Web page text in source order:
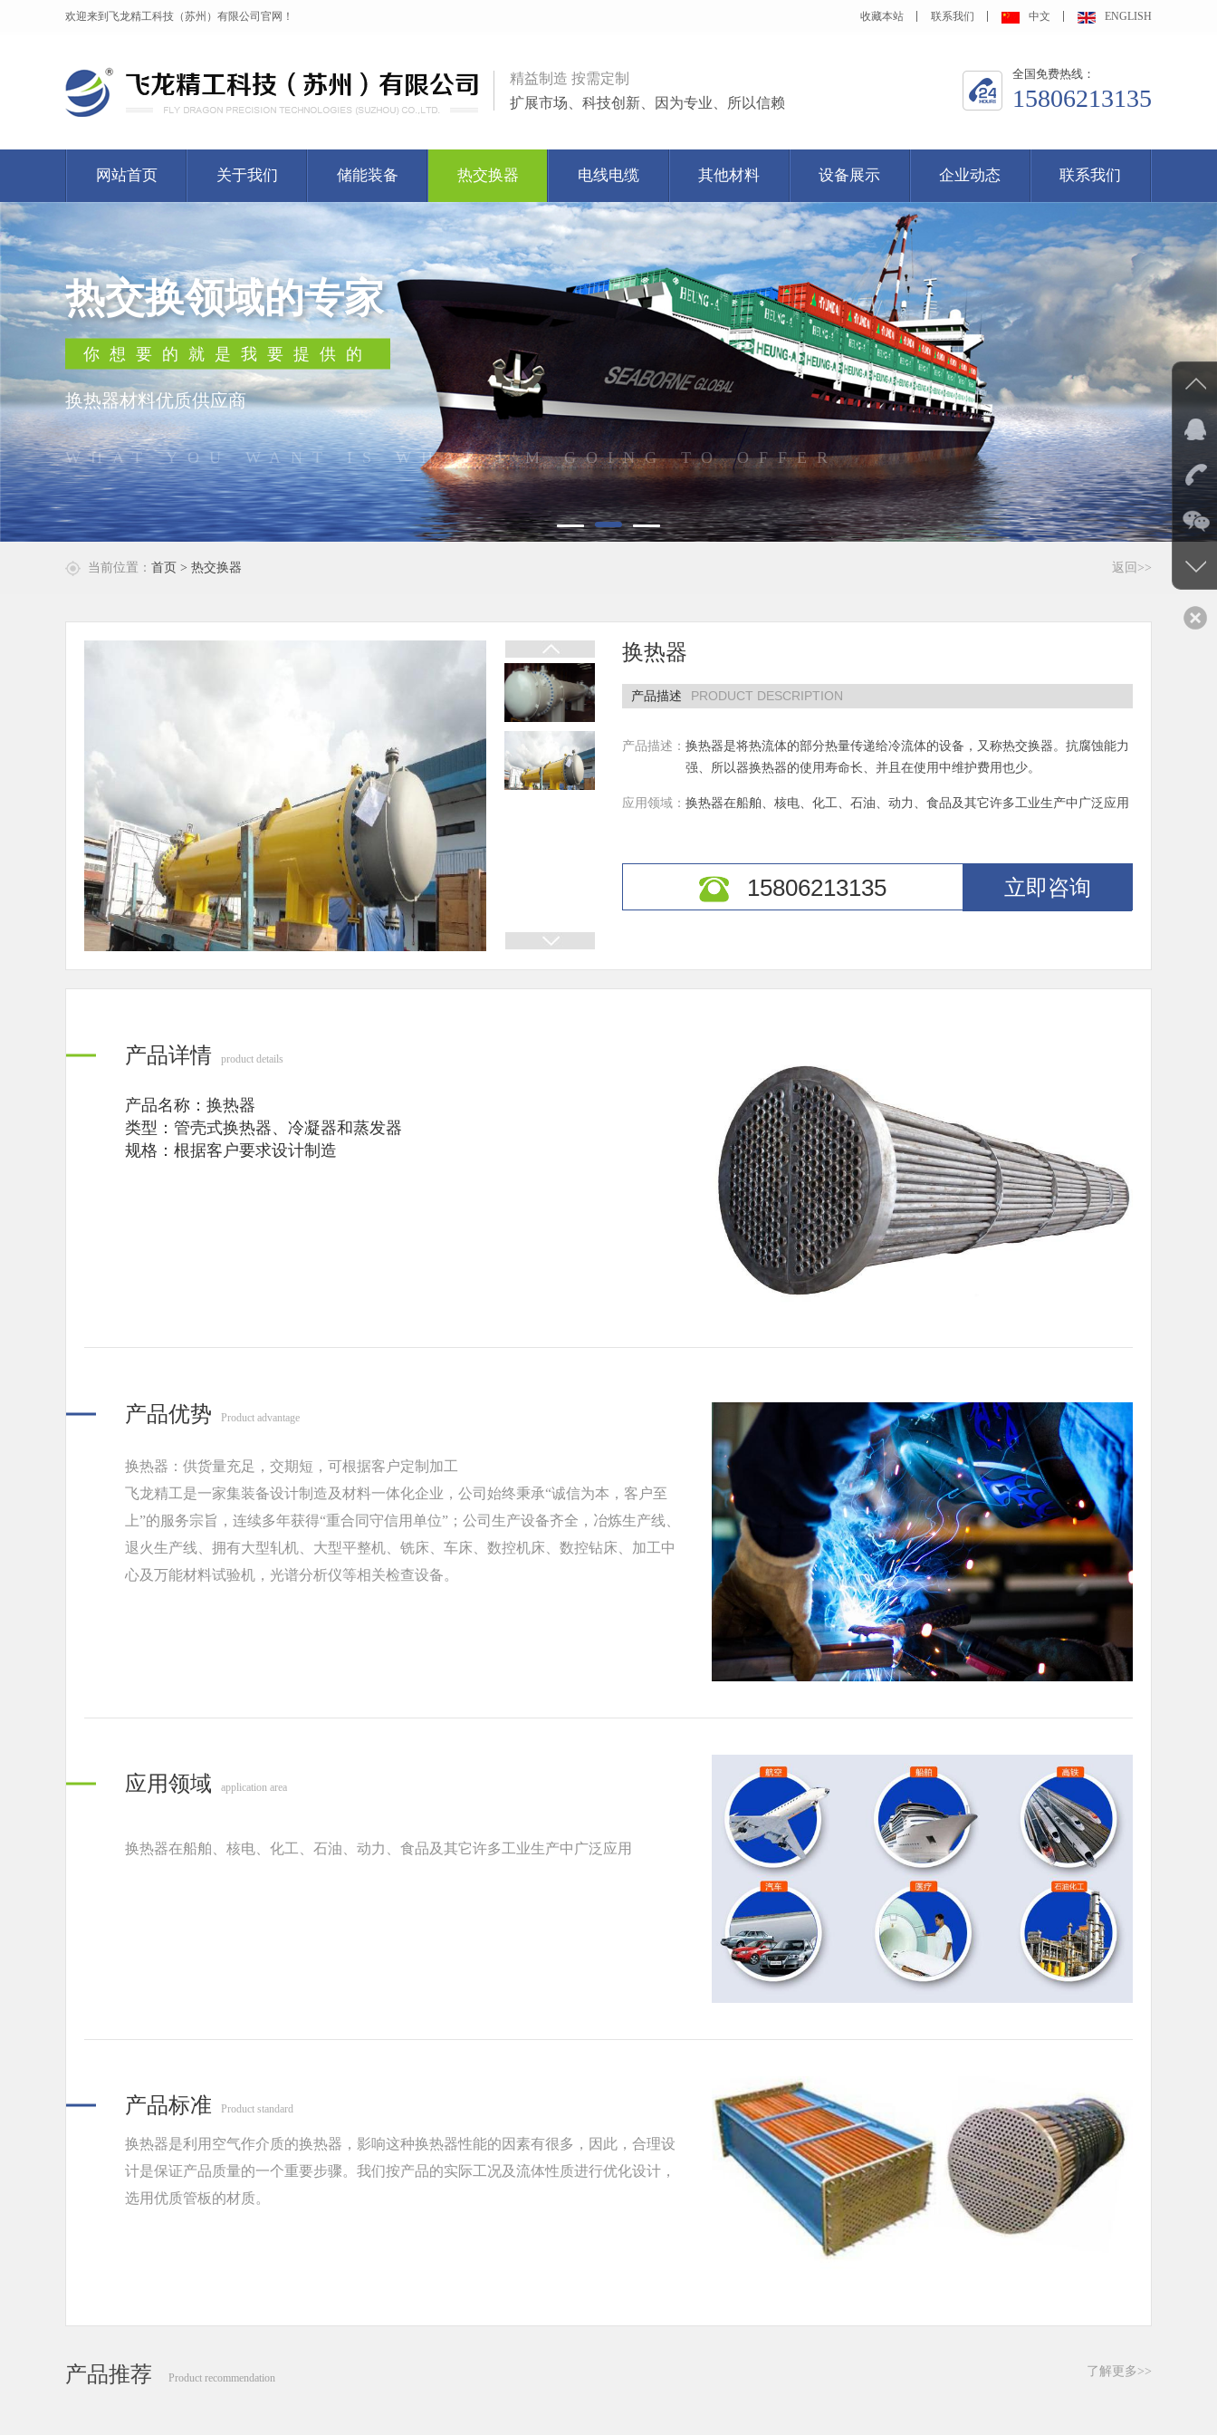
欢迎来到飞龙精工科技（苏州）有限公司官网！ 收藏本站 联系我们 中文 ENGLISH
精益制造 按需定制
扩展市场、科技创新、因为专业、所以信赖
全国免费热线：
15806213135
网站首页 关于我们 储能装备 热交换器 电线电缆 其他材料 设备展示 企业动态 联系我们
热交换领域的专家
你想要的就是我要提供的
换热器材料优质供应商
WHAT YOU WANT IS WHAT I'M GOING TO OFFER
当前位置： 首页 > 热交换器 返回>>
换热器
产品描述 PRODUCT DESCRIPTION
产品描述： 换热器是将热流体的部分热量传递给冷流体的设备，又称热交换器。抗腐蚀能力
强、所以器换热器的使用寿命长、并且在使用中维护费用也少。
应用领域： 换热器在船舶、核电、化工、石油、动力、食品及其它许多工业生产中广泛应用
15806213135 立即咨询
产品详情 product details
产品名称：换热器
类型：管壳式换热器、冷凝器和蒸发器
规格：根据客户要求设计制造
产品优势 Product advantage
换热器：供货量充足，交期短，可根据客户定制加工
飞龙精工是一家集装备设计制造及材料一体化企业，公司始终秉承“诚信为本，客户至
上”的服务宗旨，连续多年获得“重合同守信用单位”；公司生产设备齐全，冶炼生产线、
退火生产线、拥有大型轧机、大型平整机、铣床、车床、数控机床、数控钻床、加工中
心及万能材料试验机，光谱分析仪等相关检查设备。
应用领域 application area
换热器在船舶、核电、化工、石油、动力、食品及其它许多工业生产中广泛应用
产品标准 Product standard
换热器是利用空气作介质的换热器，影响这种换热器性能的因素有很多，因此，合理设
计是保证产品质量的一个重要步骤。我们按产品的实际工况及流体性质进行优化设计，
选用优质管板的材质。
产品推荐 Product recommendation 了解更多>>